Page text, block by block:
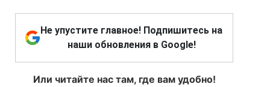
Не упустите главное! Подпишитесь на
наши обновления в Google!
Или читайте нас там, где вам удобно!